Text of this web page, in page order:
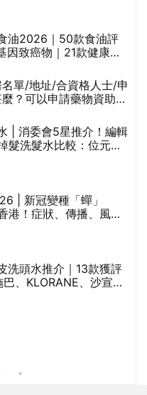
油2026｜50款食油評
因致癌物｜21款健康煮
油/米糠油/芥花籽油/花
單/地址/合資格人士/申
？可以申請藥物資助計
| 消委會5星推介！編輯
髮洗髮水比較：位元
| 新冠變種「蟬」
港！症狀、傳播、風險
洗頭水推介｜13款獲評
、KLORANE、沙宣、